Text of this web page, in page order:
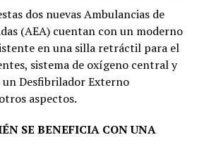
dos nuevas Ambulancias de
(AEA) cuentan con un moderno
en una silla retráctil para el
sistema de oxígeno central y
Desfibrilador Externo
aspectos.
SE BENEFICIA CON UNA